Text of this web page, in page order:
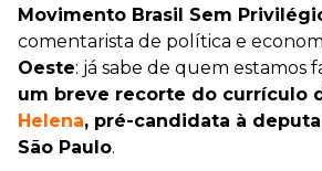
Movimento Brasil Sem
comentarista de política e
Oeste: já sabe de quem estamos
um breve recorte do currículo
Helena, pré-candidata à
São Paulo.